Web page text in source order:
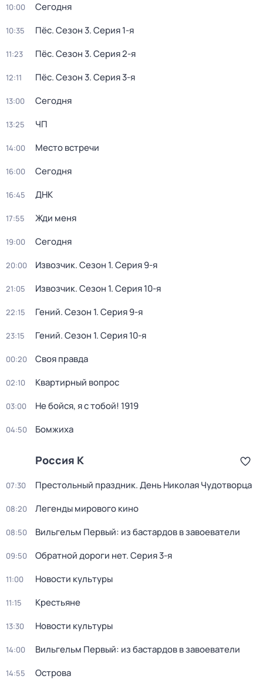
10:00 Сегодня
10:35 Пёс. Сезон 3. Серия 1-я
11:23 Пёс. Сезон 3. Серия 2-я
12:11 Пёс. Сезон 3. Серия 3-я
13:00 Сегодня
13:25 ЧП
14:00 Место встречи
16:00 Сегодня
16:45 ДНК
17:55 Жди меня
19:00 Сегодня
20:00 Извозчик. Сезон 1. Серия 9-я
21:05 Извозчик. Сезон 1. Серия 10-я
22:15 Гений. Сезон 1. Серия 9-я
23:15 Гений. Сезон 1. Серия 10-я
00:20 Своя правда
02:10 Квартирный вопрос
03:00 Не бойся, я с тобой! 1919
04:50 Бомжиха
Россия К
07:30 Престольный праздник. День Николая Чудотворца
08:20 Легенды мирового кино
08:50 Вильгельм Первый: из бастардов в завоеватели
09:50 Обратной дороги нет. Серия 3-я
11:00 Новости культуры
11:15 Крестьяне
13:30 Новости культуры
14:00 Вильгельм Первый: из бастардов в завоеватели
14:55 Острова